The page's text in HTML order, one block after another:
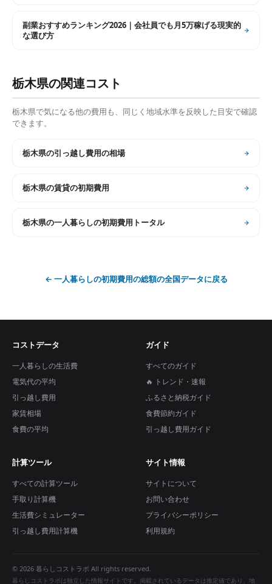
副業おすすめランキング2026｜会社員でも月5万稼げる現実的
な選び方
栃木県の関連コスト
栃木県で気になる他の費用も、同じく地域水準を反映した目安で確認
できます。
栃木県の引っ越し費用の相場
栃木県の賃貸の初期費用
栃木県の一人暮らしの初期費用トータル
← 一人暮らしの初期費用の総額の全国データに戻る
コストデータ
一人暮らしの生活費
電気代の平均
引っ越し費用
家賃相場
食費の平均
ガイド
すべてのガイド
🔥 トレンド・速報
ふるさと納税ガイド
食費節約ガイド
引っ越し費用ガイド
計算ツール
すべての計算ツール
手取り計算機
生活費シミュレーター
引っ越し費用計算機
サイト情報
サイトについて
お問い合わせ
プライバシーポリシー
利用規約
© 2026 暮らしコストラボ All rights reserved.
暮らしコストラボは独立した情報サイトです。掲載されているデータは推定値であり、地